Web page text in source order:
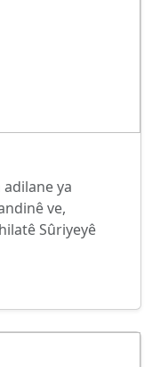
ya
ve,
Sûriyeyê